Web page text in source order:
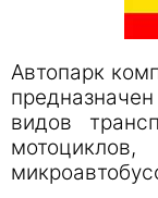
Автопарк
видов